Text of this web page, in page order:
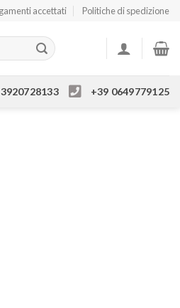
accettati Politiche di spedizione
+39 0649779125